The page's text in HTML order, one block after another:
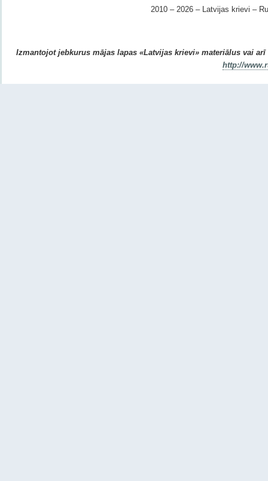
2010 – 2026 – Latvijas krievi –
Izmantojot jebkurus mājas lapas «Latvijas krievi» materiālus vai
http://